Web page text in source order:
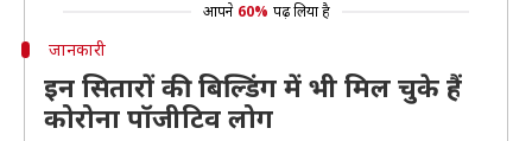
आपने 60% पढ़ लिया है
जानकारी
इन सितारों की बिल्डिंग में भी मिल चुके हैं
कोरोना पॉजीटिव लोग